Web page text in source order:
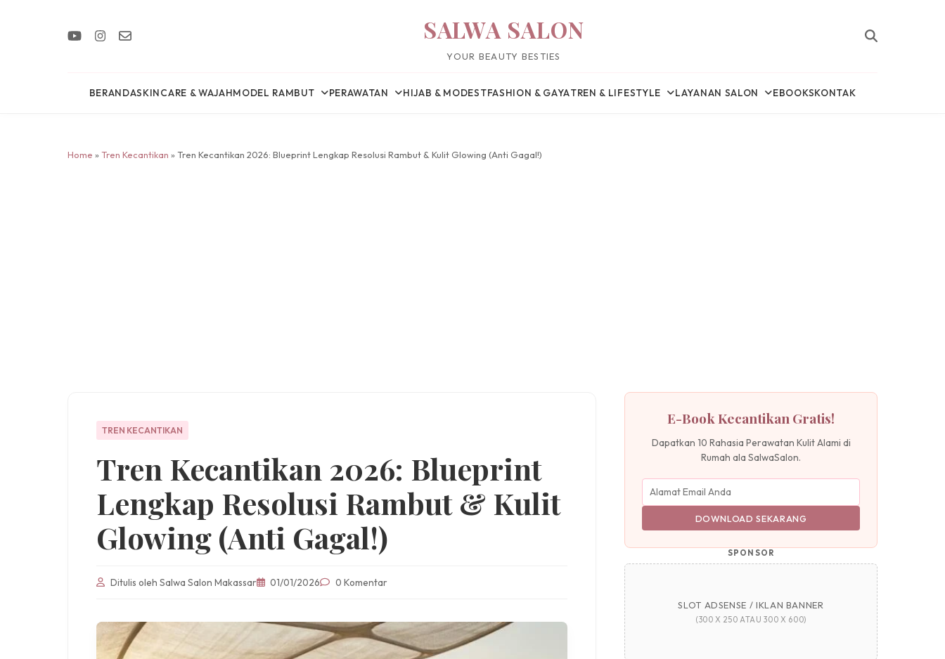
SALWA SALON
YOUR BEAUTY BESTIES
BERANDASKINCARE & WAJAHMODEL RAMBUT PERAWATAN HIJAB & MODESTFASHION & GAYATREN & LIFESTYLE LAYANAN SALON EBOOKSKONTAK
Home » Tren Kecantikan » Tren Kecantikan 2026: Blueprint Lengkap Resolusi Rambut & Kulit Glowing (Anti Gagal!)
TREN KECANTIKAN
Tren Kecantikan 2026: Blueprint
Lengkap Resolusi Rambut & Kulit
Glowing (Anti Gagal!)
Ditulis oleh Salwa Salon Makassar 01/01/2026 0 Komentar
E-Book Kecantikan Gratis!
Dapatkan 10 Rahasia Perawatan Kulit Alami di
Rumah ala SalwaSalon.
DOWNLOAD SEKARANG
SPONSOR
SLOT ADSENSE / IKLAN BANNER
(300 X 250 ATAU 300 X 600)